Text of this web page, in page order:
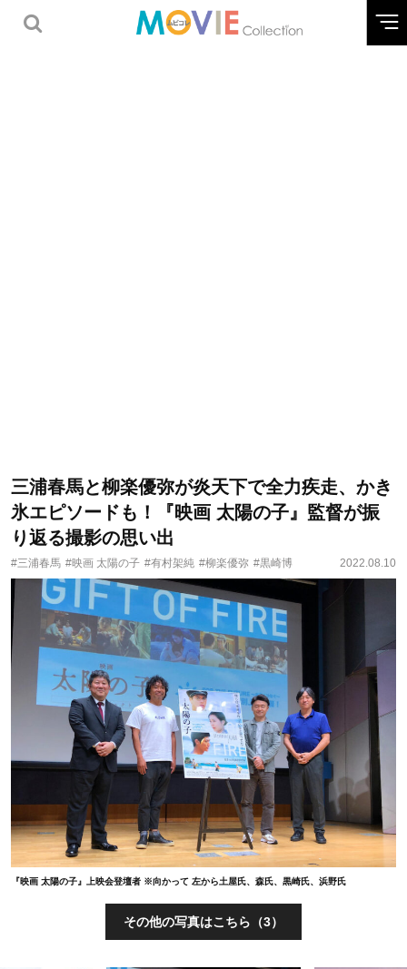
三浦春馬と柳楽優弥が炎天下で全力疾走、かき
氷エピソードも！『映画 太陽の子』監督が振
り返る撮影の思い出
#三浦春馬 #映画 太陽の子 #有村架純 #柳楽優弥 #黒崎博 2022.08.10
『映画 太陽の子』上映会登壇者 ※向かって 左から土屋氏、森氏、黒崎氏、浜野氏
その他の写真はこちら（3）